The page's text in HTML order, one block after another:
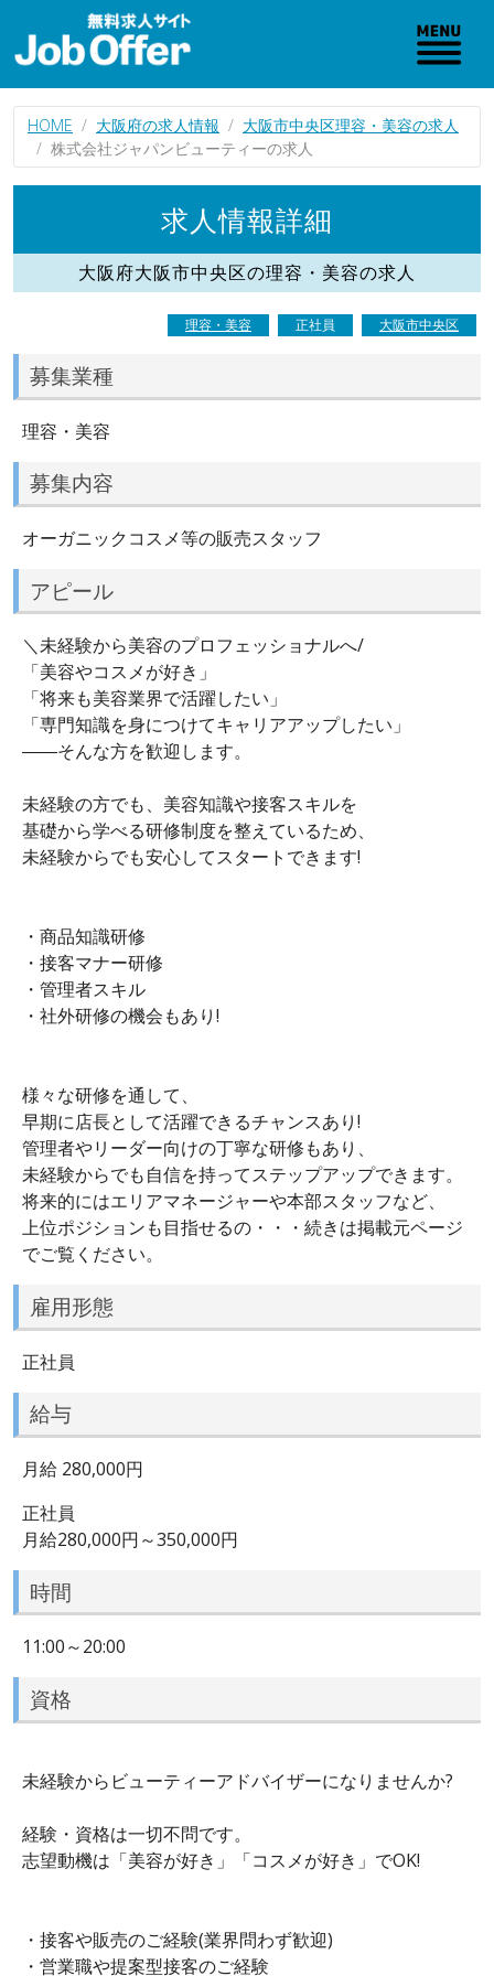
HOME 大阪府の求人情報
大阪市中央区理容・美容の求人
株式会社ジャパンビューティーの求人
求人情報詳細
大阪府大阪市中央区の理容・美容の求人
理容・美容 正社員 大阪市中央区
募集業種
理容・美容
募集内容
オーガニックコスメ等の販売スタッフ
アピール
＼未経験から美容のプロフェッショナルへ/
「美容やコスメが好き」
「将来も美容業界で活躍したい」
「専門知識を身につけてキャリアアップしたい」
――そんな方を歓迎します。
未経験の方でも、美容知識や接客スキルを
基礎から学べる研修制度を整えているため、
未経験からでも安心してスタートできます!
・商品知識研修
・接客マナー研修
・管理者スキル
・社外研修の機会もあり!
様々な研修を通して、
早期に店長として活躍できるチャンスあり!
管理者やリーダー向けの丁寧な研修もあり、
未経験からでも自信を持ってステップアップできます。
将来的にはエリアマネージャーや本部スタッフなど、
上位ポジションも目指せるの・・・続きは掲載元ページ
でご覧ください。
雇用形態
正社員
給与
月給 280,000円
正社員
月給280,000円～350,000円
時間
11:00～20:00
資格
未経験からビューティーアドバイザーになりませんか?
経験・資格は一切不問です。
志望動機は「美容が好き」「コスメが好き」でOK!
・接客や販売のご経験(業界問わず歓迎)
・営業職や提案型接客のご経験